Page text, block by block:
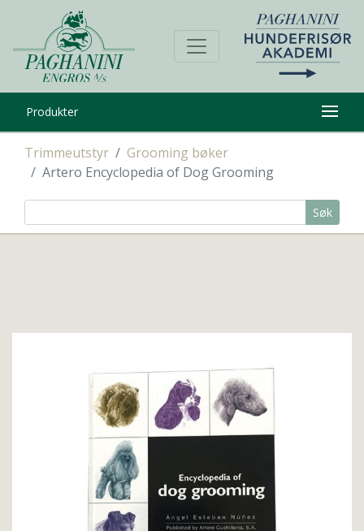
Produkter
Trimmeutstyr
Grooming bøker
Artero Encyclopedia of Dog Grooming
Søk